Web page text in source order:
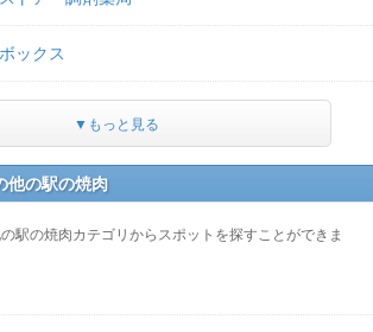
ックス
▼もっと見る
他の駅の焼肉
駅の焼肉カテゴリからスポットを探すことができま